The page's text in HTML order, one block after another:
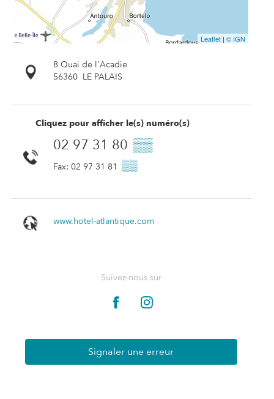
Leaflet | © IGN
8 Quai de l'Acadie
56360 LE PALAIS
Cliquez pour afficher le(s) numéro(s)
02 97 31 80 ▒▒
Fax: 02 97 31 81 ▒▒
www.hotel-atlantique.com
Suivez-nous sur
Signaler une erreur